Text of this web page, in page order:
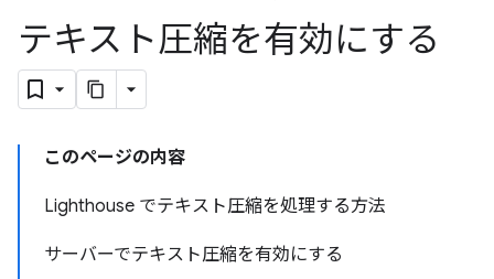
テキスト圧縮を有効にする
このページの内容
Lighthouse でテキスト圧縮を処理する方法
サーバーでテキスト圧縮を有効にする